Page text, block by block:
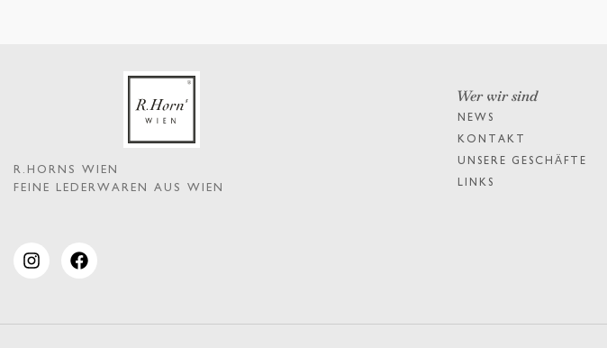
R.HORNS WIEN
FEINE LEDERWAREN AUS WIEN
Wer wir sind
NEWS
KONTAKT
UNSERE GESCHÄFTE
LINKS